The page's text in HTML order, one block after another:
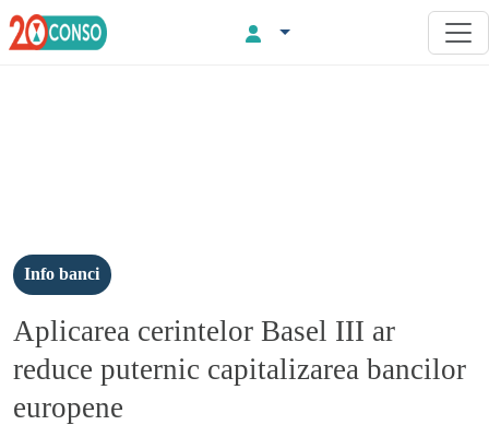
Info banci
Aplicarea cerintelor Basel III ar
reduce puternic capitalizarea bancilor
europene